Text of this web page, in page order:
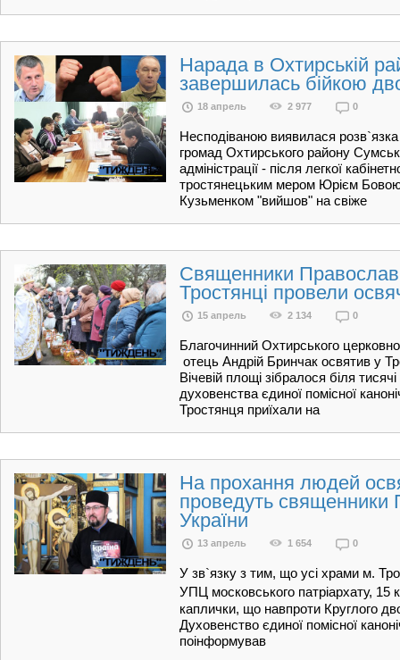
Нарада в Охтирській
завершилась бійкою
18 апрель 2 977 0
Несподіваною виявилася розв`я­з­ка
громад Охтирського району
адміністрації - після легкої
тростянецьким мером Юрієм
Кузьменком "вийшов" на свіже
Священники
Тростянці провели
15 апрель 2 134 0
Благочинний Охтирського
отець Андрій Бринчак освятив у
Вічевій площі зібралося біля
духовенства єдиної помісної
Тростянця приїхали на
На прохання людей
проведуть священники
України
13 апрель 1 654 0
У зв`язку з тим, що усі храми м.
УПЦ московського патріархату, 15
каплички, що навпроти Круглого
Духовенство єдиної помісної
поінформував